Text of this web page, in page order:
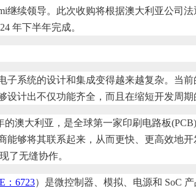
继续领导。此次收购将根据澳大利亚公
年下半年完成。
子系统的设计和集成变得越来越复杂。当
设计出不仅功能齐全，而且在缩短开发周期
的澳大利亚，是全球第一家印刷电路板
能够将其联系起来，从而更快、更高效地
了无缝协作。
：6723）是微控制器、模拟、电源和 SoC